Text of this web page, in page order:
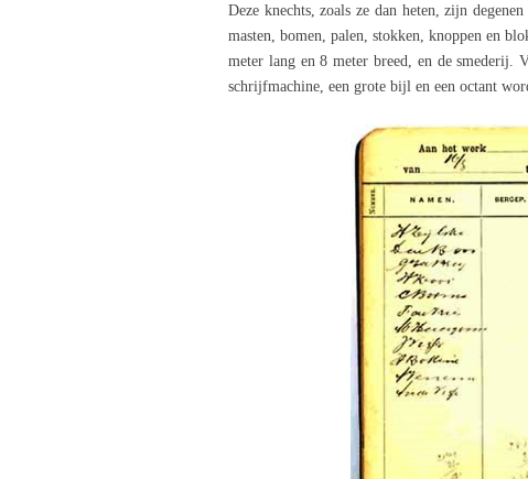
Deze knechts, zoals ze dan heten, zijn
masten, bomen, palen, stokken, knoppen en
meter lang en 8 meter breed, en de smederij.
schrijfmachine, een grote bijl en een octant